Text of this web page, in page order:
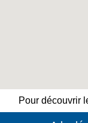
Pour découvrir